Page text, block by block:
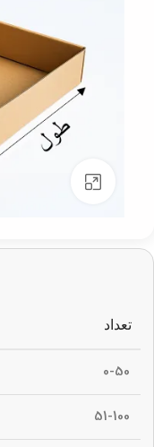
تعداد
0-50
51-100